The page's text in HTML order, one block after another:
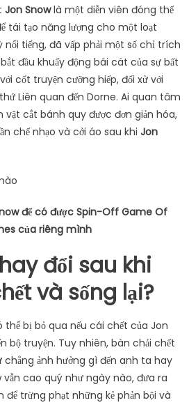
Jon Snowlà một diễn viên đóng thế
tái tạo năng lượng cho một loạt
tiếng, đã vấp phải một số chỉ trích
đầu khuấy động bãi cát của sự bất
cốt truyện cưỡng hiếp, đối xử với
Liên quan đến Dorne. Ai quan tâm
vật cắt bánh quy được đơn giản hóa,
chế nhạo và cởi áo sau khi Jon
để có được Spin-Off Game Of
của riêng mình
đổi sau khi
và sống lại?
thể bị bỏ qua nếu cái chết của Jon
bộ truyện. Tuy nhiên, bàn chải chết
ảnh hưởng gì đến anh ta hay
vẫn cao quý như ngày nào, đưa ra
trừng phạt những kẻ phản bội và